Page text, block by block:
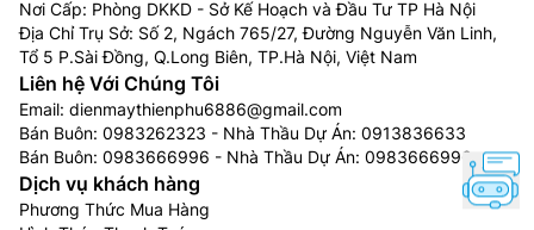
Nơi Cấp: Phòng DKKD - Sở Kế Hoạch và Đầu Tư TP Hà Nội
Địa Chỉ Trụ Sở: Số 2, Ngách 765/27, Đường Nguyễn Văn Linh,
Tổ 5 P.Sài Đồng, Q.Long Biên, TP.Hà Nội, Việt Nam
Liên hệ Với Chúng Tôi
Email: dienmaythienphu6886@gmail.com
Bán Buôn: 0983262323 - Nhà Thầu Dự Án: 0913836633
Bán Buôn: 0983666996 - Nhà Thầu Dự Án: 0983666996
Dịch vụ khách hàng
Phương Thức Mua Hàng